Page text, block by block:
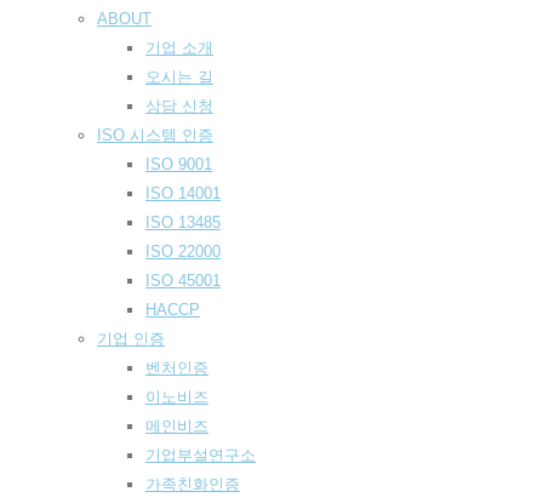
ABOUT
기업 소개
오시는 길
상담 신청
ISO 시스템 인 증
ISO 9001
ISO 14001
ISO 13485
ISO 22000
ISO 45001
HACCP
기업 인증
벤처인증
이노비즈
메인비즈
기업부설연구소
가족친화인증